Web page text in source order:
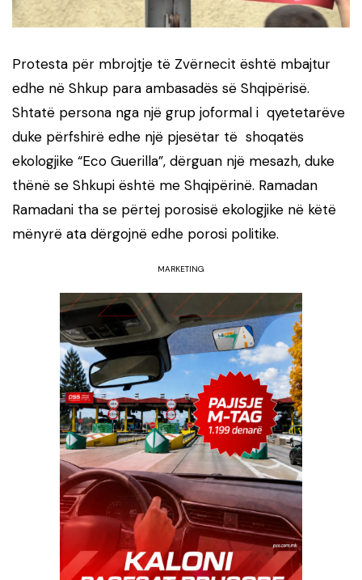
Protesta për mbrojtje të Zvërnecit është mbajtur
edhe në Shkup para ambasadës së Shqipërisë.
Shtatë persona nga një grup joformal i qyetetarëve
duke përfshirë edhe një pjesëtar të shoqatës
ekologjike “Eco Guerilla”, dërguan një mesazh, duke
thënë se Shkupi është me Shqipërinë. Ramadan
Ramadani tha se përtej porosisë ekologjike në këtë
mënyrë ata dërgojnë edhe porosi politike.
MARKETING